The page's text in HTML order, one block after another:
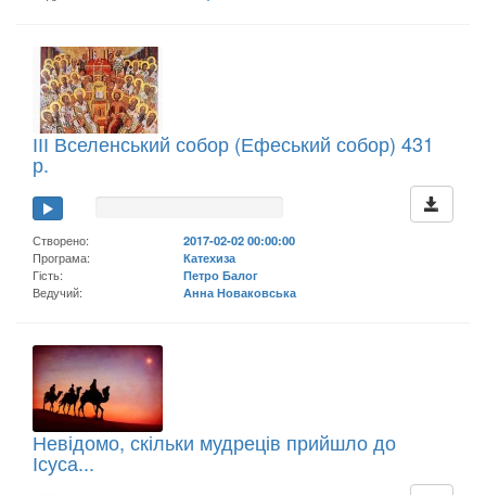
ІІІ Вселенський собор (Ефеський собор) 431
р.
Створено:
2017-02-02 00:00:00
Програма:
Катехиза
Гість:
Петро Балог
Ведучий:
Анна Новаковська
Невідомо, скільки мудреців прийшло до
Ісуса...